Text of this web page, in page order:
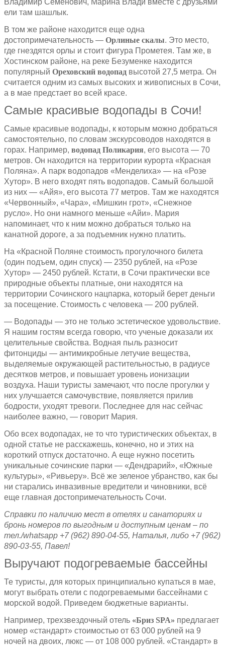
ели там шашлык.
В том же районе находится еще одна
достопримечательность — Орлиные скалы. Это место,
где гнездятся орлы и стоит фигура Прометея. Там же, в
Хостинском районе, на реке Безуменке находится
популярный Ореховский водопад высотой 27,5 метра. Он
считается одним из самых высоких и живописных в Сочи,
а в мае предстает во всей красе.
Самые красивые водопады в Сочи!
Самые красивые водопады, к которым можно добраться
самостоятельно, по словам экскурсоводов находятся в
горах. Например, водопад Поликария, его высота — 70
метров. Он находится на территории курорта «Красная
Поляна». А парк водопадов «Менделиха» — на «Розе
Хутор». В него входят пять водопадов. Самый большой
из них — «Айя», его высота 77 метров. Там же находятся
«Червонный», «Чара», «Мишкин грот», «Снежное
русло». Но они намного меньше «Айи». Мария
напоминает, что к ним можно добраться только на
канатной дороге, а за подъемник нужно платить.
На «Красной Поляне стоимость прогулочного билета
(один подъем, один спуск) — 2350 рублей, на «Розе
Хутор» — 2450 рублей. Кстати, в Сочи практически все
природные объекты платные, они находятся на
территории Сочинского нацпарка, который берет деньги
за посещение. Стоимость с человека — 200 рублей.
— Водопады — это не только эстетическое удовольствие.
Я нашим гостям всегда говорю, что ученые доказали их
целительные свойства. Водная пыль разносит
фитонциды — антимикробные летучие вещества,
выделяемые окружающей растительностью, в радиусе
десятков метров, и повышает уровень ионизации
воздуха. Наши туристы замечают, что после прогулки у
них улучшается самочувствие, появляется прилив
бодрости, уходят тревоги. Последнее для нас сейчас
наиболее важно, — говорит Мария.
Обо всех водопадах, не то что туристических объектах, в
одной статье не расскажешь, конечно, но и этих на
короткий отпуск достаточно. А еще нужно посетить
уникальные сочинские парки — «Дендрарий», «Южные
культуры», «Ривьеру». Всё же зеленое убранство, как бы
ни старались инвазивные вредители и чиновники, всё
еще главная достопримечательность Сочи.
Справки по наличию мест в отелях и санаториях и
бронь номеров по выгодным и доступным ценам – по
тел./whatsapp +7 (962) 890-04-55, Наталья, либо +7 (962)
890-03-55, Павел!
Выручают подогреваемые бассейны
Те туристы, для которых принципиально купаться в мае,
могут выбрать отели с подогреваемыми бассейнами с
морской водой. Приведем бюджетные варианты.
Например, трехзвездочный отель «Бриз SPA» предлагает
номер «стандарт» стоимостью от 63 000 рублей на 9
ночей на двоих, люкс — от 108 000 рублей. «Стандарт» в